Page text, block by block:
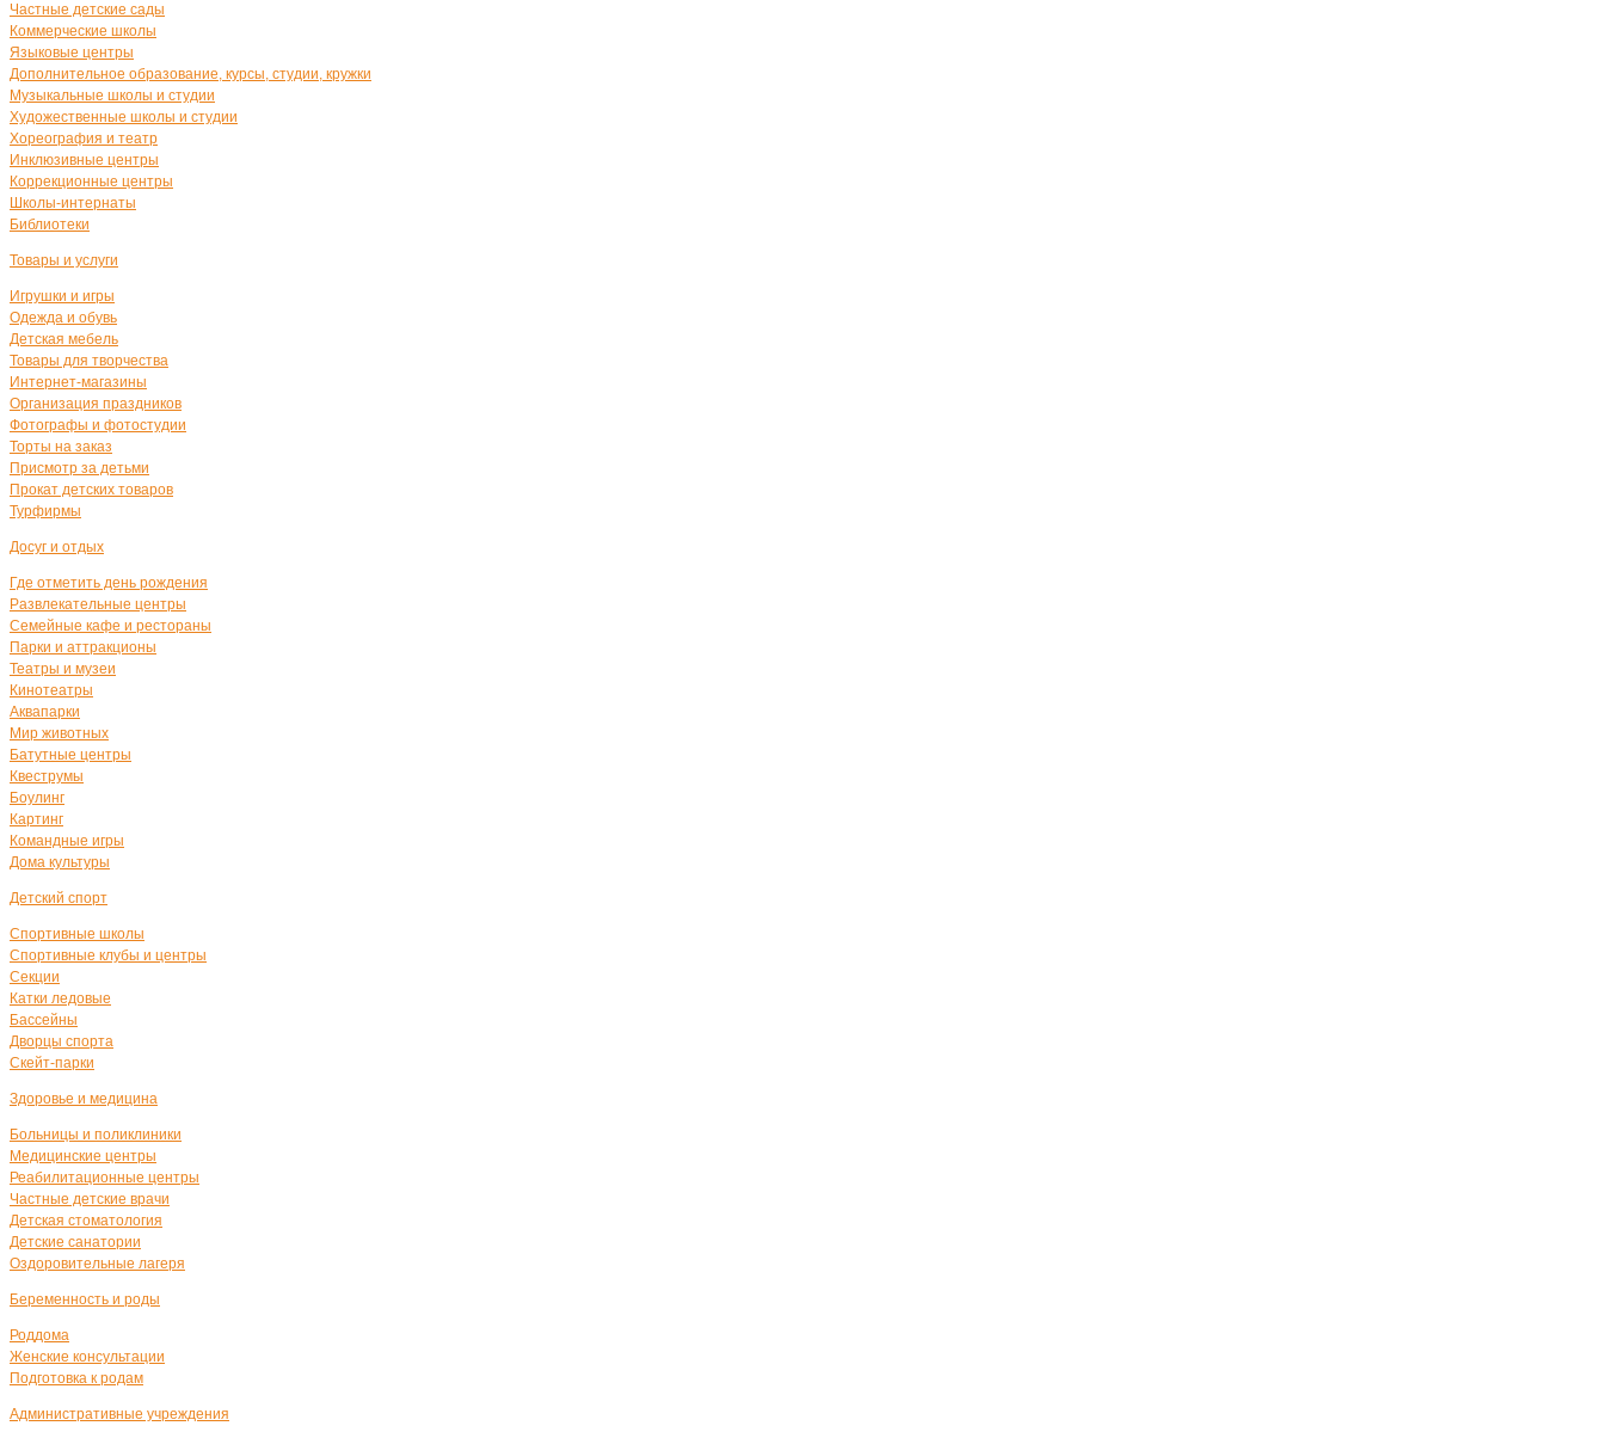
Частные детские сады
Коммерческие школы
Языковые центры
Дополнительное образование, курсы, студии, кружки
Музыкальные школы и студии
Художественные школы и студии
Хореография и театр
Инклюзивные центры
Коррекционные центры
Школы-интернаты
Библиотеки
Товары и услуги
Игрушки и игры
Одежда и обувь
Детская мебель
Товары для творчества
Интернет-магазины
Организация праздников
Фотографы и фотостудии
Торты на заказ
Присмотр за детьми
Прокат детских товаров
Турфирмы
Досуг и отдых
Где отметить день рождения
Развлекательные центры
Семейные кафе и рестораны
Парки и аттракционы
Театры и музеи
Кинотеатры
Аквапарки
Мир животных
Батутные центры
Квеструмы
Боулинг
Картинг
Командные игры
Дома культуры
Детский спорт
Спортивные школы
Спортивные клубы и центры
Секции
Катки ледовые
Бассейны
Дворцы спорта
Скейт-парки
Здоровье и медицина
Больницы и поликлиники
Медицинские центры
Реабилитационные центры
Частные детские врачи
Детская стоматология
Детские санатории
Оздоровительные лагеря
Беременность и роды
Роддома
Женские консультации
Подготовка к родам
Административные учреждения